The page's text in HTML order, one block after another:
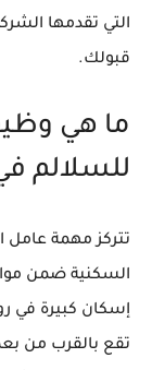
التي تقدمها
قبولك.
ما هي
للسلالم
تتركز مهمة عامل
السكنية ضمن
إسكان كبيرة في
تقع بالقرب من